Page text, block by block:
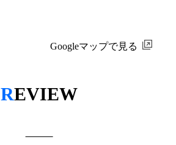
Googleマップで見る
REVIEW